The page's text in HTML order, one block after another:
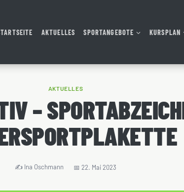
AKTUELLES SPORTANGEBOTE KURSPLAN
AKTUELLES
–
Ina Oschmann 22. Mai 2023